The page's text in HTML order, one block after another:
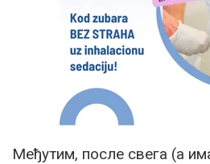
Међутим, после свега (а